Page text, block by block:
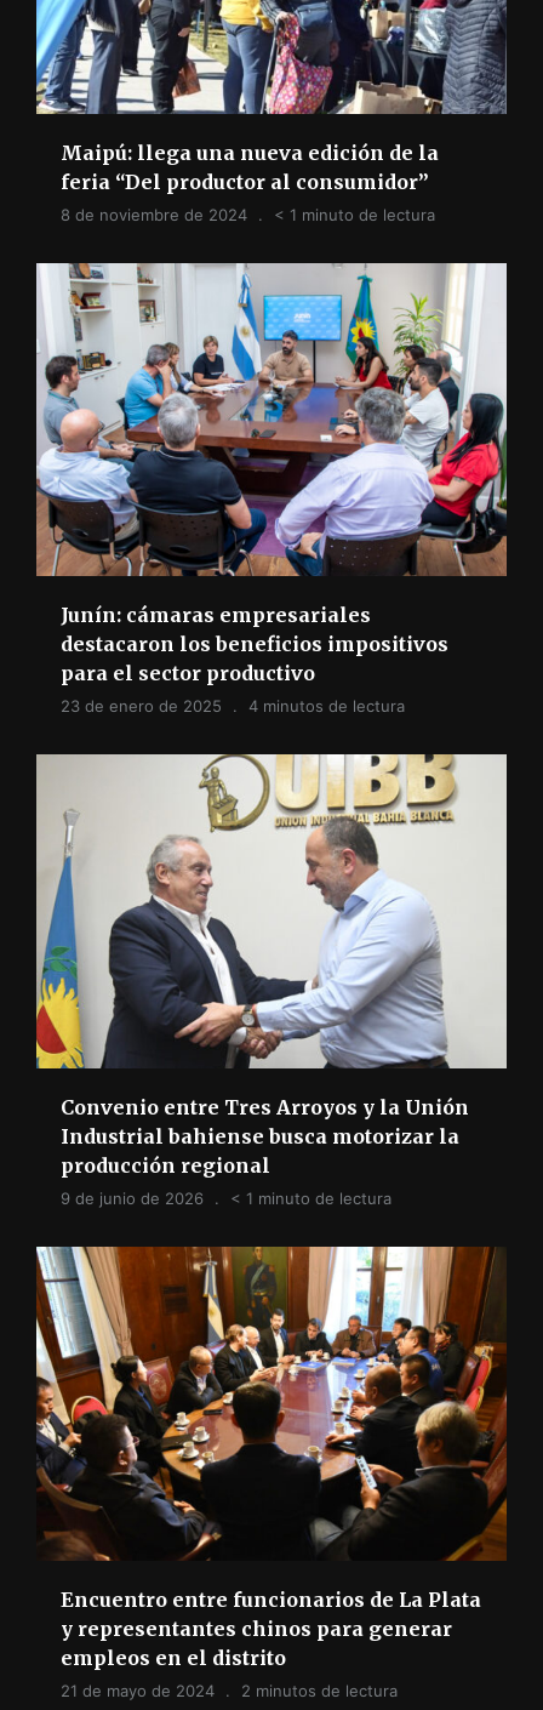
Maipú: llega una nueva edición de la
feria “Del productor al consumidor”
8 de noviembre de 2024 < 1 minuto de lectura
Junín: cámaras empresariales
destacaron los beneficios impositivos
para el sector productivo
23 de enero de 2025 4 minutos de lectura
Convenio entre Tres Arroyos y la Unión
Industrial bahiense busca motorizar la
producción regional
9 de junio de 2026 < 1 minuto de lectura
Encuentro entre funcionarios de La Plata
y representantes chinos para generar
empleos en el distrito
21 de mayo de 2024 2 minutos de lectura